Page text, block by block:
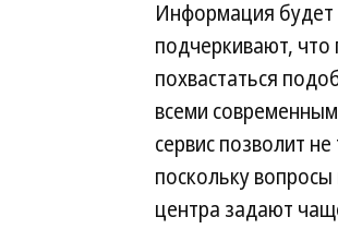
Информация будет
подчеркивают, что
похвастаться
всеми
сервис позволит
поскольку
центра задают